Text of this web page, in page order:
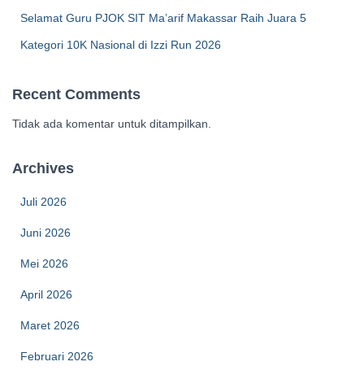
Selamat Guru PJOK SIT Ma’arif Makassar Raih Juara 5
Kategori 10K Nasional di Izzi Run 2026
Recent Comments
Tidak ada komentar untuk ditampilkan.
Archives
Juli 2026
Juni 2026
Mei 2026
April 2026
Maret 2026
Februari 2026